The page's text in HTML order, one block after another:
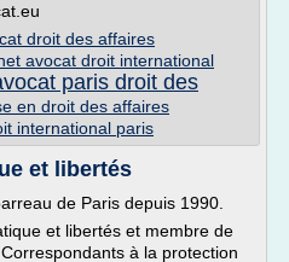
droit des affaires
avocat droit international
paris droit des
en droit des affaires
international paris
et libertés
de Paris depuis 1990.
et libertés et membre de
à la protection